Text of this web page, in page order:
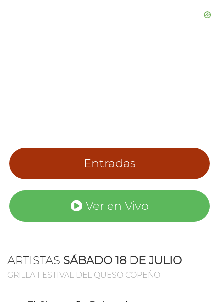
Entradas
Ver en Vivo
ARTISTAS SÁBADO 18 DE JULIO
GRILLA FESTIVAL DEL QUESO COPEÑO